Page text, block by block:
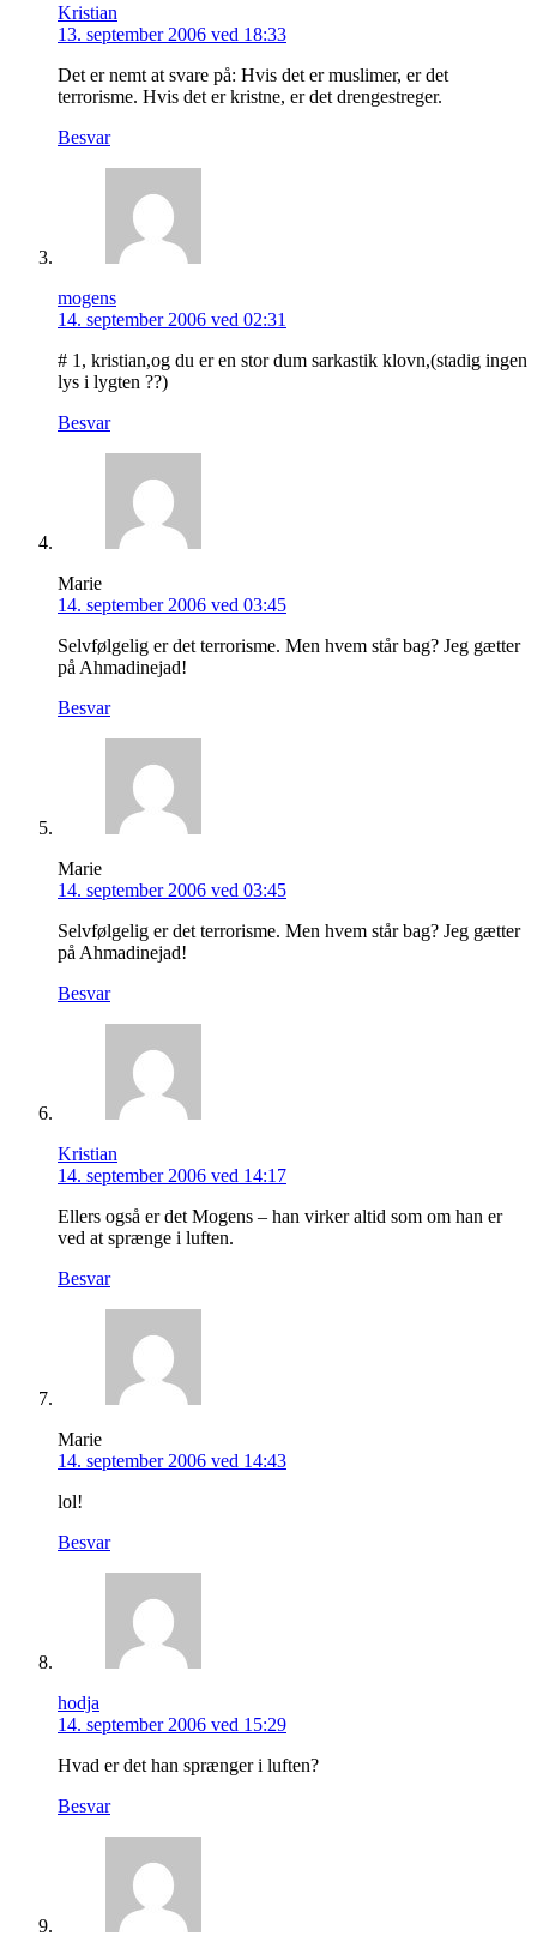
Kristian
13. september 2006 ved 18:33
Det er nemt at svare på: Hvis det er muslimer, er det
terrorisme. Hvis det er kristne, er det drengestreger.
Besvar
mogens
14. september 2006 ved 02:31
# 1, kristian,og du er en stor dum sarkastik klovn,(stadig ingen
lys i lygten ??)
Besvar
Marie
14. september 2006 ved 03:45
Selvfølgelig er det terrorisme. Men hvem står bag? Jeg gætter
på Ahmadinejad!
Besvar
Marie
14. september 2006 ved 03:45
Selvfølgelig er det terrorisme. Men hvem står bag? Jeg gætter
på Ahmadinejad!
Besvar
Kristian
14. september 2006 ved 14:17
Ellers også er det Mogens – han virker altid som om han er
ved at sprænge i luften.
Besvar
Marie
14. september 2006 ved 14:43
lol!
Besvar
hodja
14. september 2006 ved 15:29
Hvad er det han sprænger i luften?
Besvar